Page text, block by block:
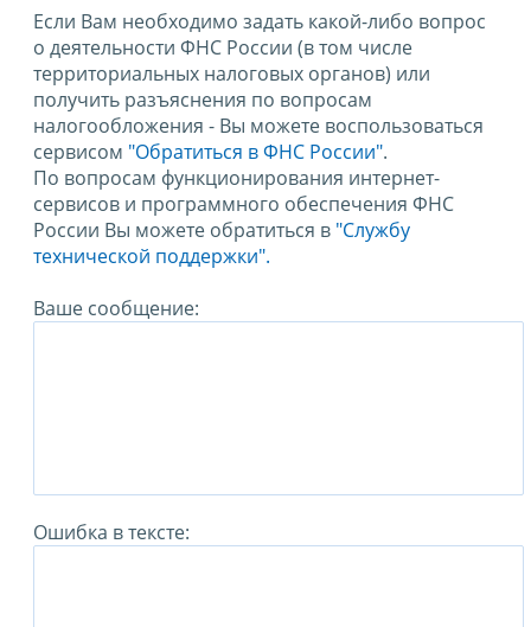
Если Вам необходимо задать какой-либо вопрос
о деятельности ФНС России (в том числе
территориальных налоговых органов) или
получить разъяснения по вопросам
налогообложения - Вы можете воспользоваться
сервисом "Обратиться в ФНС России".
По вопросам функционирования интернет-
сервисов и программного обеспечения ФНС
России Вы можете обратиться в "Службу
технической поддержки".
Ваше сообщение:
Ошибка в тексте: